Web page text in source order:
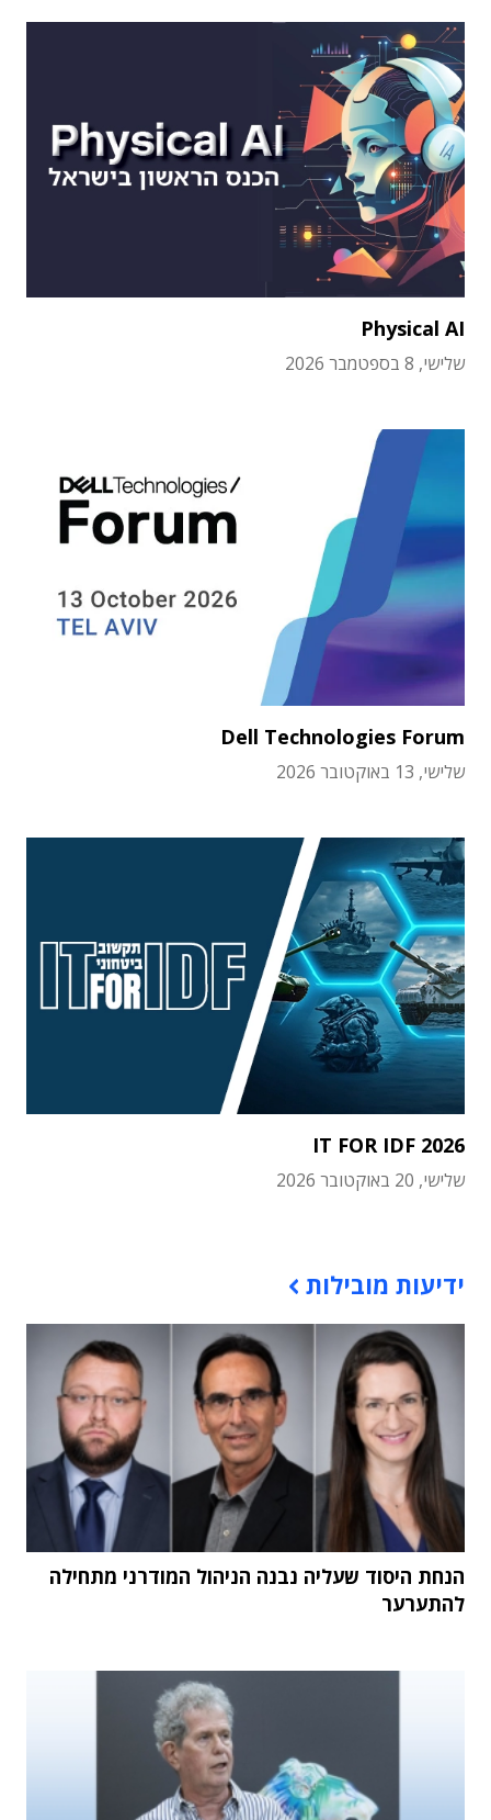
Physical AI
שלישי, 8 בספטמבר 2026
Dell Technologies Forum
שלישי, 13 באוקטובר 2026
IT FOR IDF 2026
שלישי, 20 באוקטובר 2026
ידיעות מובילות
הנחת היסוד שעליה נבנה הניהול המודרני מתחילה
להתערער